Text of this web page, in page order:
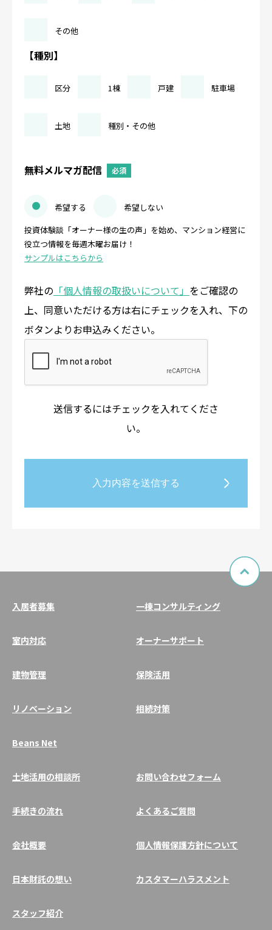
その他
【種別】
区分 1棟 戸建 駐車場
土地 種別・その他
無料メルマガ配信 必須
希望する
希望しない
投資体験談「オーナー様の生の声」を始め、マンション経営に
役立つ情報を毎週木曜お届け！
サンプルはこちらから
弊社の 「個人情報の取扱いについて」 をご確認の
上、同意いただける方は右にチェックを入れ、下の
ボタンよりお申込みください。
送信するにはチェックを入れてくださ
い。
入居者募集
室内対応
建物管理
リノベーション
Beans Net
一棟コンサルティング
オーナーサポート
保険活用
相続対策
土地活用の相談所
手続きの流れ
会社概要
日本財託の想い
スタッフ紹介
お問い合わせフォーム
よくあるご質問
個人情報保護方針について
カスタマーハラスメント